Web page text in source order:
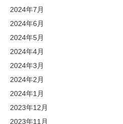
2024年7月
2024年6月
2024年5月
2024年4月
2024年3月
2024年2月
2024年1月
2023年12月
2023年11月